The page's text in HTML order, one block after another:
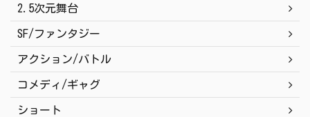
2.5次元舞台
SF/ファンタジー
アクション/バトル
コメディ/ギャグ
ショート